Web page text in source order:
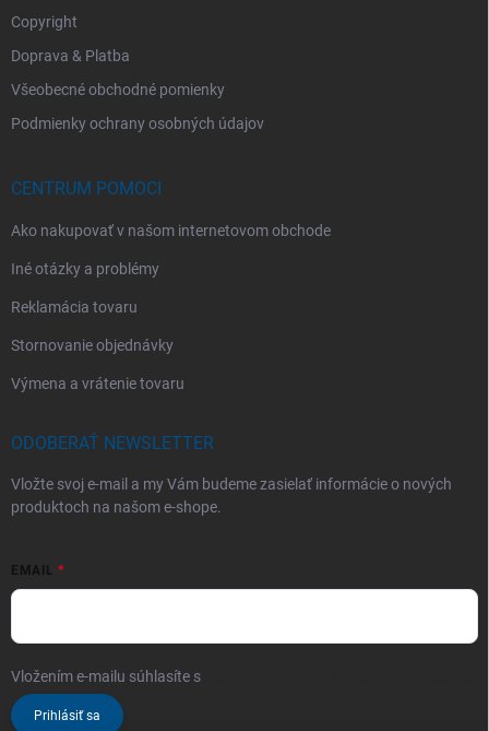
Copyright
Doprava & Platba
Všeobecné obchodné pomienky
Podmienky ochrany osobných údajov
CENTRUM POMOCI
Ako nakupovať v našom internetovom obchode
Iné otázky a problémy
Reklamácia tovaru
Stornovanie objednávky
Výmena a vrátenie tovaru
ODOBERAŤ NEWSLETTER
Vložte svoj e-mail a my Vám budeme zasielať informácie o nových
produktoch na našom e-shope.
EMAIL
Vložením e-mailu súhlasíte s
Prihlásiť sa